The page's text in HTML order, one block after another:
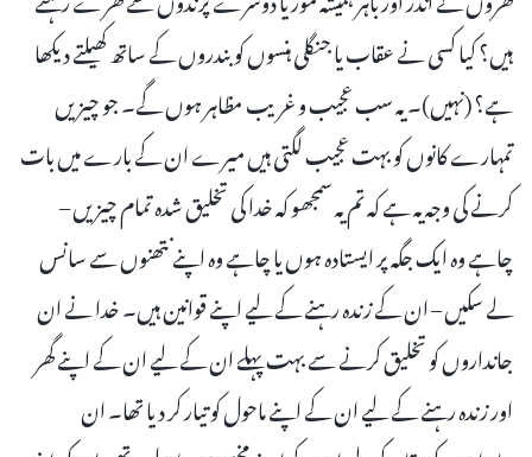
ہیں؟ کیا کسی نے عقاب یا جنگلی ہنسوں کو بندروں کے ساتھ کھیلتے دیکھا
ہے؟ (نہیں)۔ یہ سب عجیب و غریب مظاہر ہوں گے۔ جو چیزیں
تمہارے کانوں کو بہت عجیب لگتی ہیں میرے ان کے بارے میں بات
کرنے کی وجہ یہ ہے کہ تم یہ سمجھو کہ خدا کی تخلیق شدہ تمام چیزیں –
چاہے وہ ایک جگہ پر ایستادہ ہوں یا چاہے وہ اپنے نتھنوں سے سانس
لے سکیں – ان کے زندہ رہنے کے لیے اپنے قوانین ہیں۔ خدا نے ان
جانداروں کو تخلیق کرنے سے بہت پہلے ان کے لیے ان کے اپنے گھر
اور زندہ رہنے کے لیے ان کے اپنے ماحول کو تیار کر دیا تھا۔ ان